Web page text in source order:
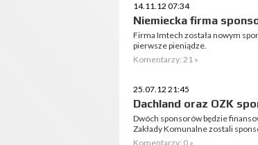
14.11.12 07:34
Niemiecka firma
Firma Imtech została nowym
pierwsze pieniądze.
Komentarzy: 21 »
25.07.12 21:45
Dachland oraz OZK
Dwóch sponsorów będzie
Zakłady Komunalne zostali
Komentarzy: 0 »